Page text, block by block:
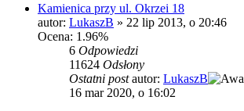
Kamienica przy ul. Okrzei 18
autor: LukaszB » 22 lip 2013, o 20:46
Ocena: 1.96%
6 Odpowiedzi
11624 Odsłony
Ostatni postautor: LukaszB
16 mar 2020, o 16:02